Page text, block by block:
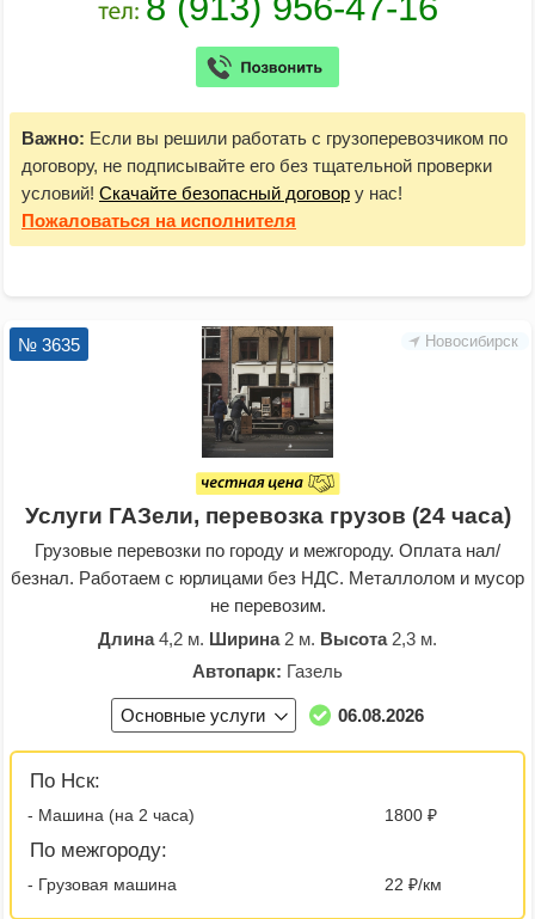
Важно: Если вы решили работать с грузоперевозчиком по
договору, не подписывайте его без тщательной проверки
условий! Скачайте безопасный договор у нас!
Пожаловаться на исполнителя
Новосибирск
№ 3635
Услуги ГАЗели, перевозка грузов (24 часа)
Грузовые перевозки по городу и межгороду. Оплата нал/
безнал. Работаем с юрлицами без НДС. Металлолом и мусор
не перевозим.
Длина4,2 м. Ширина2 м. Высота2,3 м.
Автопарк: Газель
Основные услуги 06.08.2026
По Нск:
- Машина (на 2 часа) 1800 ₽
По межгороду:
- Грузовая машина 22 ₽/км